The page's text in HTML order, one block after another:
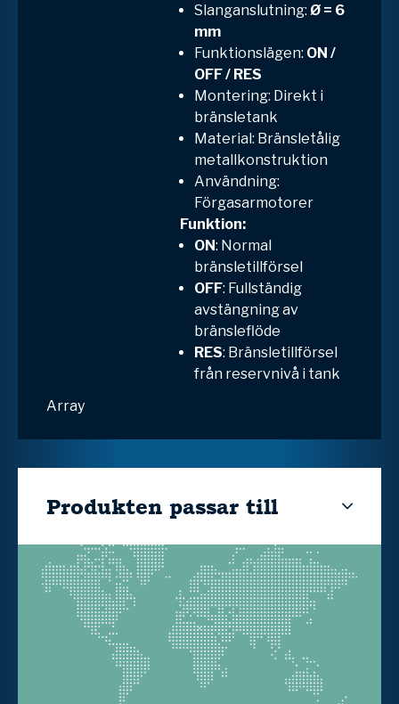
Slanganslutning: Ø = 6
mm
Funktionslägen: ON /
OFF / RES
Montering: Direkt i
bränsletank
Material: Bränsletålig
metallkonstruktion
Användning:
Förgasarmotorer
Funktion:
ON: Normal
bränsletillförsel
OFF: Fullständig
avstängning av
bränsleflöde
RES: Bränsletillförsel
från reservnivå i tank
Array
Produkten passar till